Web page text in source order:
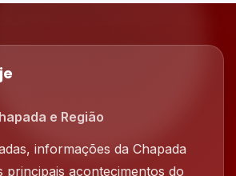
e Região
informações da Chapada
principais acontecimentos do